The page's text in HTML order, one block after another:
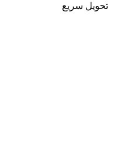
تحویل سریع